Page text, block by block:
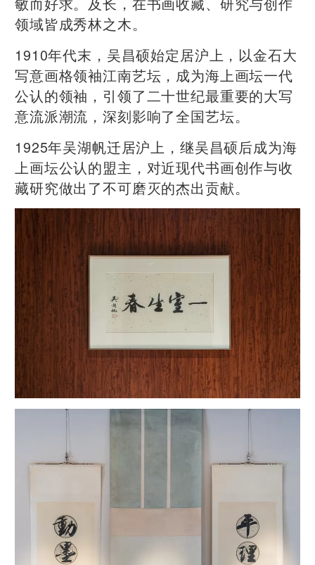
领域皆成秀林之木。
1910年代末，吴昌硕始定居沪上，以金石大
写意画格领袖江南艺坛，成为海上画坛一代
公认的领袖，引领了二十世纪最重要的大写
意流派潮流，深刻影响了全国艺坛。
​1925年吴湖帆迁居沪上，继吴昌硕后成为海
上画坛公认的盟主，对近现代书画创作与收
藏研究做出了不可磨灭的杰出贡献。